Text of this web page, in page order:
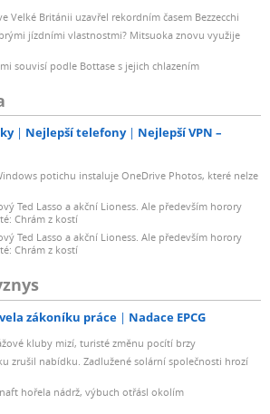
Velké Británii uzavřel rekordním časem Bezzecchi
jízdními vlastnostmi? Mitsuoka znovu využije
souvisí podle Bottase s jejich chlazením
Nejlepší telefony
Nejlepší VPN –
potichu instaluje OneDrive Photos, které nelze
Ted Lasso a akční Lioness. Ale především horory
Chrám z kostí
Ted Lasso a akční Lioness. Ale především horory
Chrám z kostí
zákoníku práce Nadace EPCG
kluby mizí, turisté změnu pocítí brzy
zrušil nabídku. Zadlužené solární společnosti hrozí
hořela nádrž, výbuch otřásl okolím